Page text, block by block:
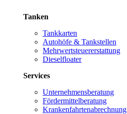
Tanken
Tankkarten
Autohöfe & Tankstellen
Mehrwertsteuererstattung
Dieselfloater
Services
Unternehmensberatung
Fördermittelberatung
Krankenfahrtenabrechnung